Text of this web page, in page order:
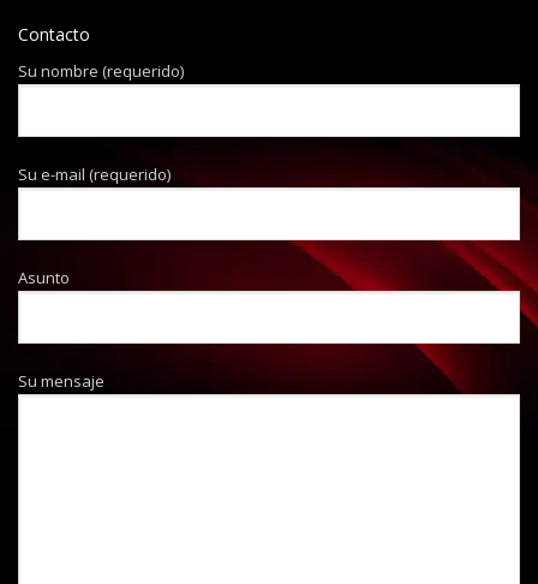
Contacto
Su nombre (requerido)
Su e-mail (requerido)
Asunto
Su mensaje